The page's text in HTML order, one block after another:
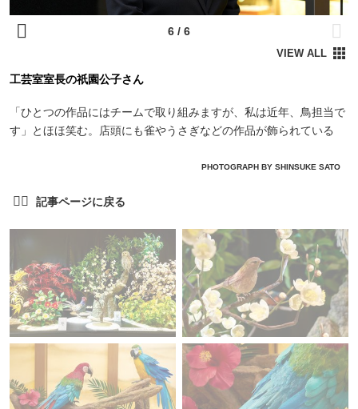
工芸室室長の祇園公子さん
「ひとつの作品にはチームで取り組みますが、私は近年、鳥担当で
す」とほほ笑む。店頭にも雀やうさぎなどの作品が飾られている
PHOTOGRAPH BY SHINSUKE SATO